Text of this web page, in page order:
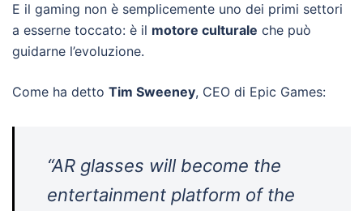
E il gaming non è semplicemente uno dei primi settori
a esserne toccato: è il motore culturale che può
guidarne l’evoluzione.
Come ha detto Tim Sweeney, CEO di Epic Games:
“AR glasses will become the
entertainment platform of the